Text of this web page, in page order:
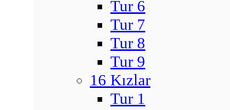
Tur 6
Tur 7
Tur 8
Tur 9
16 Kızlar
Tur 1